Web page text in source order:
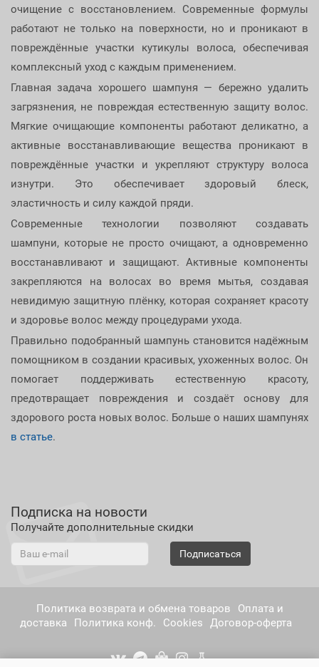
очищение с восстановлением. Современные формулы
работают не только на поверхности, но и проникают в
повреждённые участки кутикулы волоса, обеспечивая
комплексный уход с каждым применением.
Главная задача хорошего шампуня — бережно удалить
загрязнения, не повреждая естественную защиту волос.
Мягкие очищающие компоненты работают деликатно, а
активные восстанавливающие вещества проникают в
повреждённые участки и укрепляют структуру волоса
изнутри. Это обеспечивает здоровый блеск,
эластичность и силу каждой пряди.
Современные технологии позволяют создавать
шампуни, которые не просто очищают, а одновременно
восстанавливают и защищают. Активные компоненты
закрепляются на волосах во время мытья, создавая
невидимую защитную плёнку, которая сохраняет красоту
и здоровье волос между процедурами ухода.
Правильно подобранный шампунь становится надёжным
помощником в создании красивых, ухоженных волос. Он
помогает поддерживать естественную красоту,
предотвращает повреждения и создаёт основу для
здорового роста новых волос. Больше о наших шампунях
в статье.
Подписка на новости
Получайте дополнительные скидки
Подписаться
Политика возврата и обмена товаров
Оплата и
доставка
Политика конф. Cookies Договор-оферта